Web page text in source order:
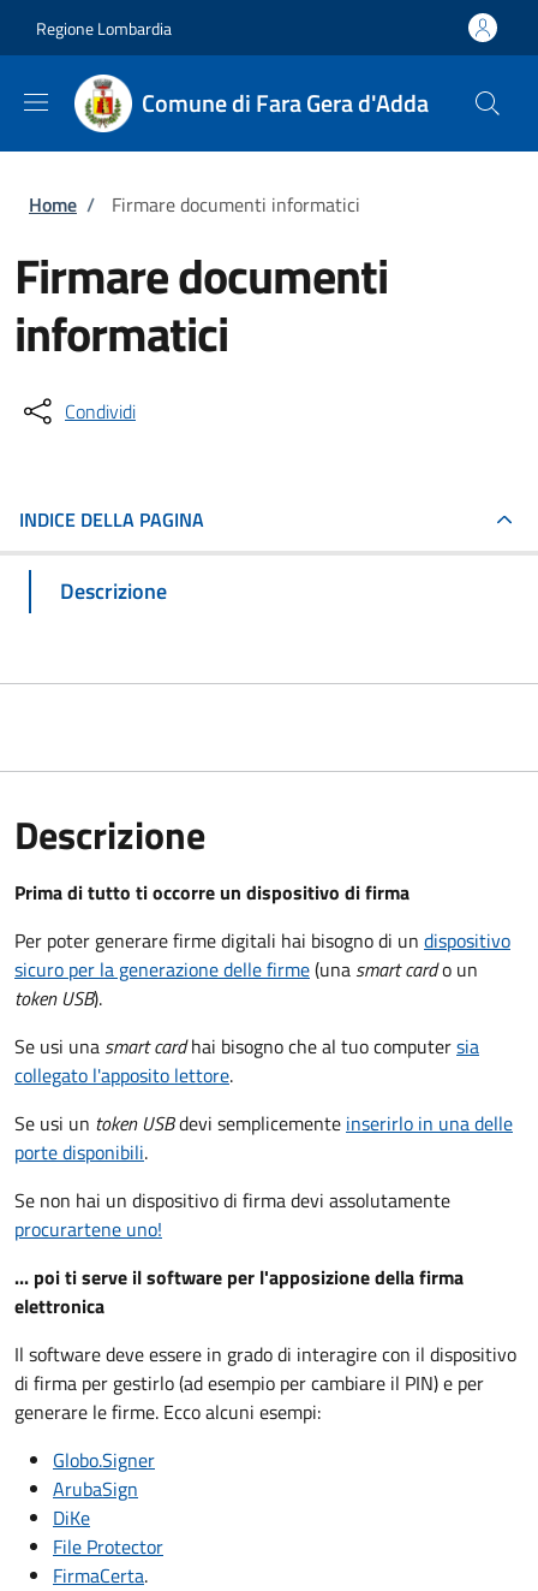
Regione Lombardia
Comune di Fara Gera d'Adda
Briciole di pane
Home / Firmare documenti informatici
Firmare documenti
informatici
Condividi
INDICE DELLA PAGINA
Descrizione
Descrizione
Prima di tutto ti occorre un dispositivo di firma
Per poter generare firme digitali hai bisogno di un dispositivo
sicuro per la generazione delle firme(una smart cardo un
token USB).
Se usi una smart cardhai bisogno che al tuo computersia
collegato l'apposito lettore.
Se usi un token USBdevi semplicemente inserirlo in una delle
porte disponibili.
Se non hai un dispositivo di firma devi assolutamente
procurartene uno!
... poi ti serve il software per l'apposizione della firma
elettronica
Il software deve essere in grado di interagire con il dispositivo
di firma per gestirlo (ad esempio per cambiare il PIN) e per
generare le firme. Ecco alcuni esempi:
Globo.Signer
ArubaSign
DiKe
File Protector
FirmaCerta.